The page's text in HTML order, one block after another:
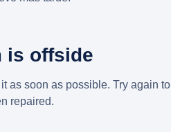
is offside
as soon as possible. Try again to
repaired.